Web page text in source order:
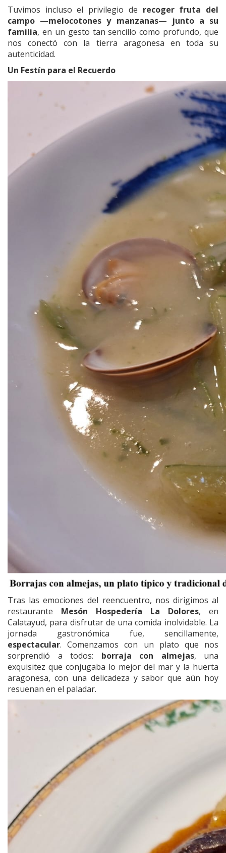
Tuvimos incluso el privilegio de recoger fruta del
campo —melocotones y manzanas— junto a su
familia, en un gesto tan sencillo como profundo, que
nos conectó con la tierra aragonesa en toda su
autenticidad.
Un Festín para el Recuerdo
Tras las emociones del reencuentro, nos dirigimos al
restaurante Mesón Hospedería La Dolores, en
Calatayud, para disfrutar de una comida inolvidable. La
jornada gastronómica fue, sencillamente,
espectacular. Comenzamos con un plato que nos
sorprendió a todos: borraja con almejas, una
exquisitez que conjugaba lo mejor del mar y la huerta
aragonesa, con una delicadeza y sabor que aún hoy
resuenan en el paladar.